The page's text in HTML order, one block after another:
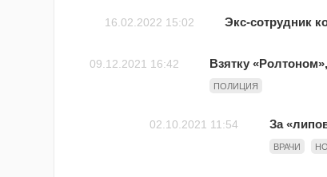
16.02.2022 15:02 Экс-сотрудник
09.12.2021 16:42 Взятку
ПОЛИЦИЯ
02.10.2021 11:54 За
ВРАЧИ